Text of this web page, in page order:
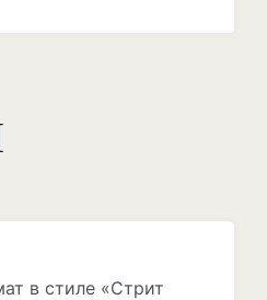
в стиле «Стрит